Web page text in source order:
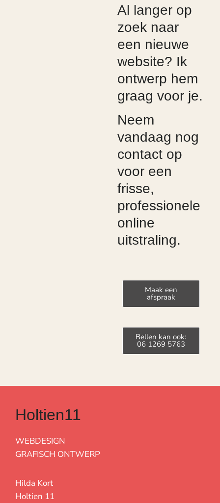
Al langer op
zoek naar
een nieuwe
website? Ik
ontwerp hem
graag voor je.
Neem
vandaag nog
contact op
voor een
frisse,
professionele
online
uitstraling.
Maak een
afspraak
Bellen kan ook:
06 1269 5763
Holtien11
WEBDESIGN
GRAFISCH ONTWERP
Hilda Kort
Holtien 11